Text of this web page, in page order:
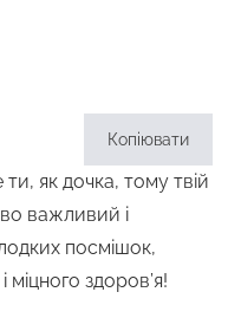
Копіювати
як дочка, тому твій
важливий і
посмішок,
міцного здоров’я!